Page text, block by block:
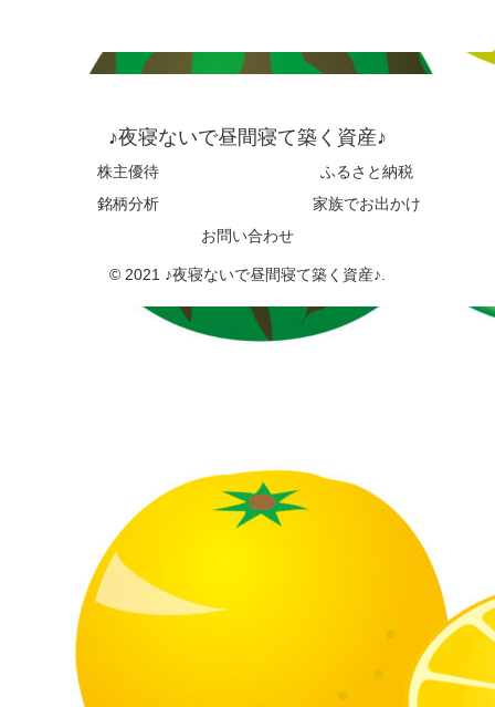
♪夜寝ないで昼間寝て築く資産♪
株主優待
ふるさと納税
銘柄分析
家族でお出かけ
お問い合わせ
© 2021 ♪夜寝ないで昼間寝て築く資産♪.